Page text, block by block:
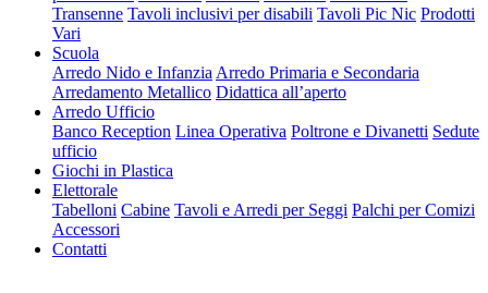
Transenne Tavoli inclusivi per disabili Tavoli Pic Nic Prodotti
Vari
Scuola
Arredo Nido e Infanzia Arredo Primaria e Secondaria
Arredamento Metallico Didattica all’aperto
Arredo Ufficio
Banco Reception Linea Operativa Poltrone e Divanetti Sedute
ufficio
Giochi in Plastica
Elettorale
Tabelloni Cabine Tavoli e Arredi per Seggi Palchi per Comizi
Accessori
Contatti